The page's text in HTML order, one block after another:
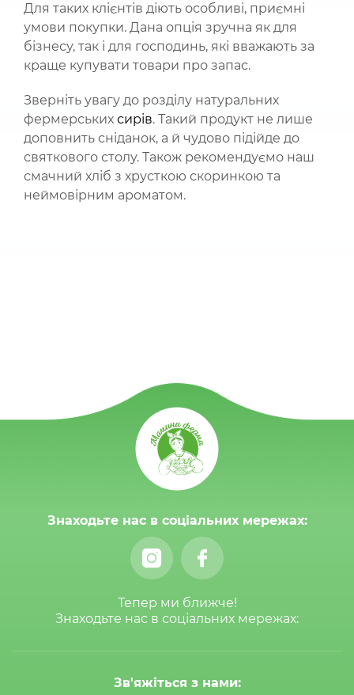
Для таких клієнтів діють особливі, приємні
умови покупки. Дана опція зручна як для
бізнесу, так і для господинь, які вважають за
краще купувати товари про запас.
Зверніть увагу до розділу натуральних
фермерських сирів. Такий продукт не лише
доповнить сніданок, а й чудово підійде до
святкового столу. Також рекомендуємо наш
смачний хліб з хрусткою скоринкою та
неймовірним ароматом.
Знаходьте нас в соціальних мережах:
Тепер ми ближче!
Знаходьте нас в соціальних мережах:
Зв'яжіться з нами: